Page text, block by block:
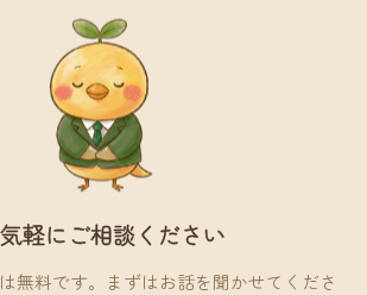
軽にご相談ください
無料です。まずはお話を聞かせてくださ